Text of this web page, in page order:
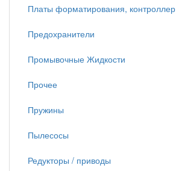
Платы форматирования, контроллер
Предохранители
Промывочные Жидкости
Прочее
Пружины
Пылесосы
Редукторы / приводы